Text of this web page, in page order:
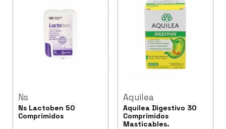
Ns
Ns Lactoben 50
Comprimidos
Aquilea
Aquilea Digestivo 30
Comprimidos
Masticables.